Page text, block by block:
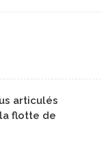
articulés
flotte de